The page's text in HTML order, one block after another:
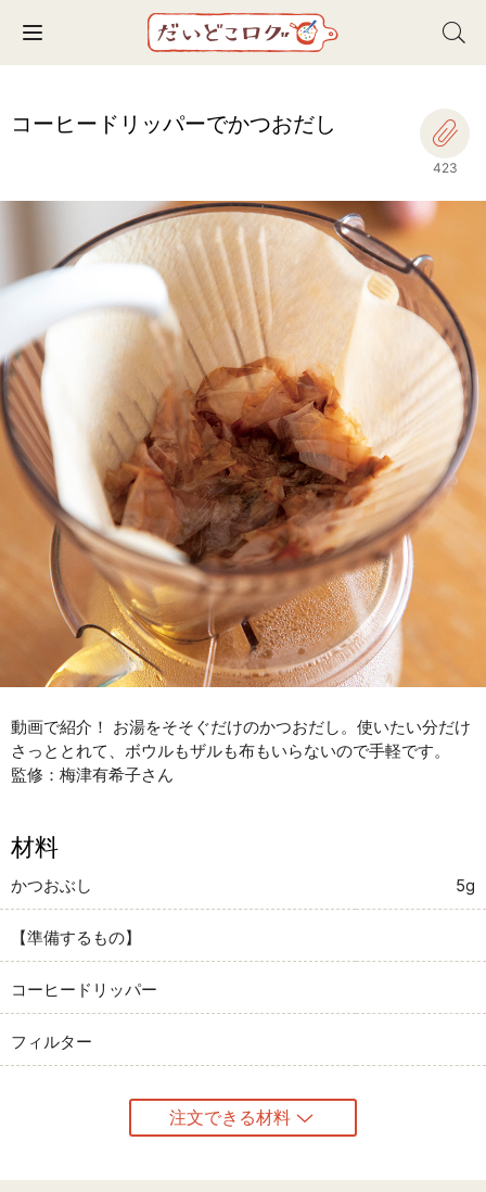
Toggle navigation
コーヒードリッパーでかつおだし
423
動画で紹介！ お湯をそそぐだけのかつおだし。使いたい分だけ
さっととれて、ボウルもザルも布もいらないので手軽です。
監修：梅津有希子さん
材料
かつおぶし 5g
【準備するもの】
コーヒードリッパー
フィルター
注文できる材料